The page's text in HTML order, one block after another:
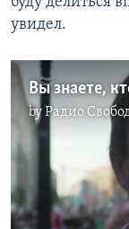
увидел.
Вы знаете,
byРадио
No